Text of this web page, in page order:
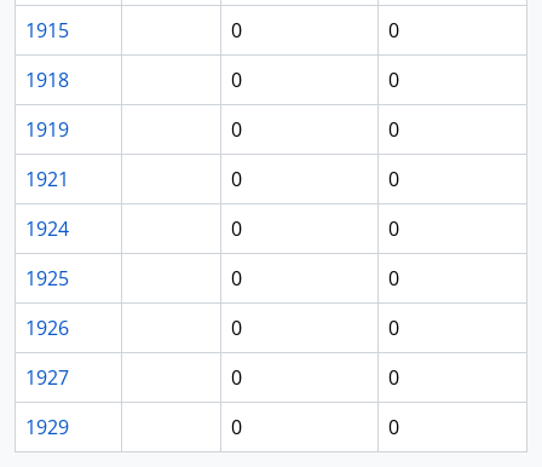
1915
0
0
1918
0
0
1919
0
0
1921
0
0
1924
0
0
1925
0
0
1926
0
0
1927
0
0
1929
0 0